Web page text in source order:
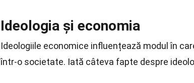
Ideologia și economia
Ideologiile economice influențează modul în
într-o societate. Iată câteva fapte despre